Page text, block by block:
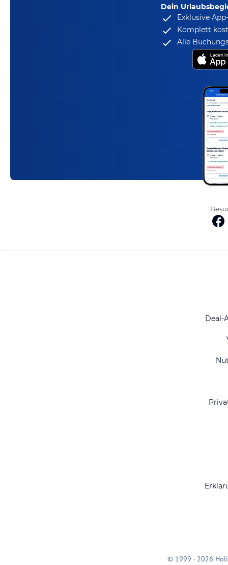
Dein
Exklusive
Komplett
Alle
Deal-
© 1999 - 2026